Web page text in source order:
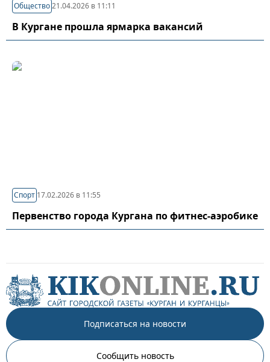
Общество21.04.2026 в 11:11
В Кургане прошла ярмарка вакансий
Спорт 17.02.2026 в 11:55
Первенство города Кургана по фитнес-аэробике
Подписаться на новости
Сообщить новость